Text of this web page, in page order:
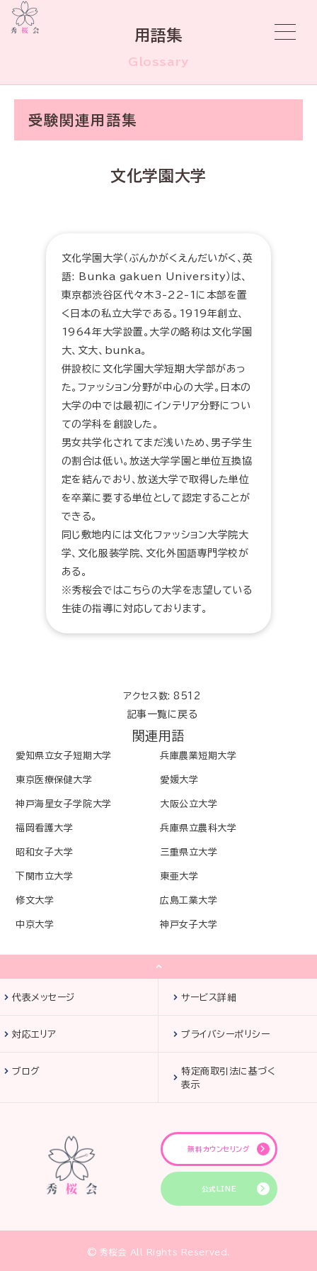
用語集
Glossary
受験関連用語集
文化学園大学
文化学園大学（ぶんかがくえんだいがく、英
語: Bunka gakuen University）は、
東京都渋谷区代々木3-22-1に本部を置
く日本の私立大学である。1919年創立、
1964年大学設置。大学の略称は文化学園
大、文大、bunka。
併設校に文化学園大学短期大学部があっ
た。ファッション分野が中心の大学。日本の
大学の中では最初にインテリア分野につい
ての学科を創設した。
男女共学化されてまだ浅いため、男子学生
の割合は低い。放送大学学園と単位互換協
定を結んでおり、放送大学で取得した単位
を卒業に要する単位として認定することが
できる。
同じ敷地内には文化ファッション大学院大
学、文化服装学院、文化外国語専門学校が
ある。
※秀桜会ではこちらの大学を志望している
生徒の指導に対応しております。
アクセス数: 8512
記事一覧に戻る
関連用語
愛知県立女子短期大学 兵庫農業短期大学
東京医療保健大学 愛媛大学
神戸海星女子学院大学 大阪公立大学
福岡看護大学 兵庫県立農科大学
昭和女子大学 三重県立大学
下関市立大学 東亜大学
修文大学 広島工業大学
中京大学 神戸女子大学
代表メッセージ サービス詳細
対応エリア プライバシーポリシー
ブログ
特定商取引法に基づく
表示
無料カウンセリング
公式LINE
© 秀桜会 All Rights Reserved.